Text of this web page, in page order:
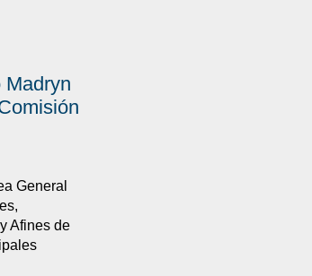
Madryn
General
Afines de